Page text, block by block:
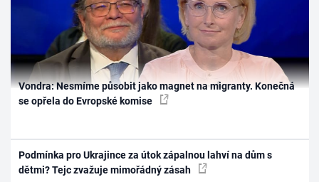
Vondra: Nesmíme působit jako magnet na migranty. Konečná
se opřela do Evropské komise
Podmínka pro Ukrajince za útok zápalnou lahví na dům s
dětmi? Tejc zvažuje mimořádný zásah